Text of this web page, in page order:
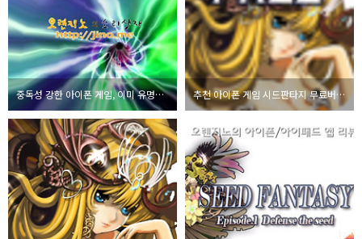
중독성 강한 아이폰 게임, 이미 유명한 비주얼드(Bejeweled 2 + Blitz) 추천 아이폰 게임 시드판타지 무료버전 출시!